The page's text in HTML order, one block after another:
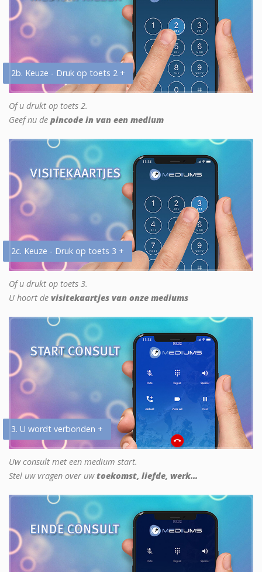
2b. Keuze - Druk op toets 2 +
Of u drukt op toets 2.
Geef nu de pincode in van een medium
2c. Keuze - Druk op toets 3 +
Of u drukt op toets 3.
U hoort de visitekaartjes van onze mediums
3. U wordt verbonden +
Uw consult met een medium start.
Stel uw vragen over uwtoekomst, liefde, werk...